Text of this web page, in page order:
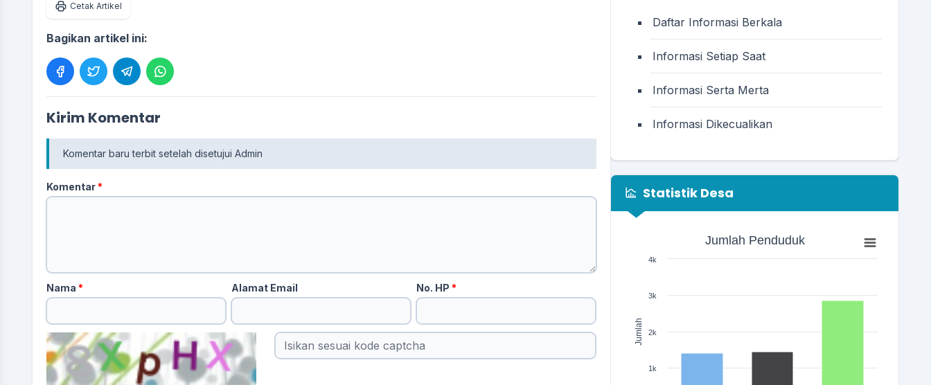
Cetak Artikel
Bagikan artikel ini:
Kirim Komentar
Komentar baru terbit setelah disetujui Admin
Komentar*
Nama * Alamat Email No. HP*
Daftar Informasi Berkala
Informasi Setiap Saat
Informasi Serta Merta
Informasi Dikecualikan
Statistik Desa
Jumlah Penduduk
Jumlah
Jumlah Penduduk
1k
2k
3k
4k